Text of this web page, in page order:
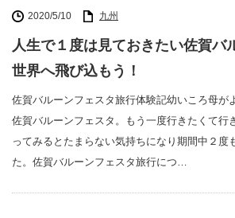
2020/5/10 九州
人生で１度は見ておきたい佐賀バ
世界へ飛び込もう！
佐賀バルーンフェスタ旅行体験記幼いころ母が
佐賀バルーンフェスタ。もう一度行きたくて行
ってみるとたまらない気持ちになり期間中２度
た。佐賀バルーンフェスタ旅行につ…